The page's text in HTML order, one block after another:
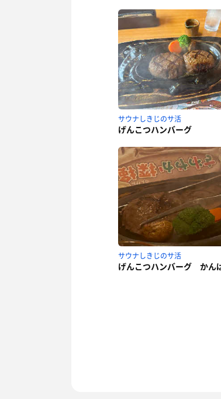
サウナしきじのサ活
げんこつハンバーグ
サウナしきじのサ活